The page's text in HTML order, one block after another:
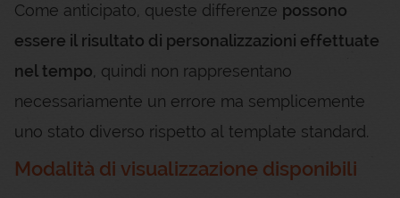
Come anticipato, queste differenze possono
essere il risultato di personalizzazioni effettuate
nel tempo, quindi non rappresentano
necessariamente un errore ma semplicemente
uno stato diverso rispetto al template standard.
Modalità di visualizzazione disponibili